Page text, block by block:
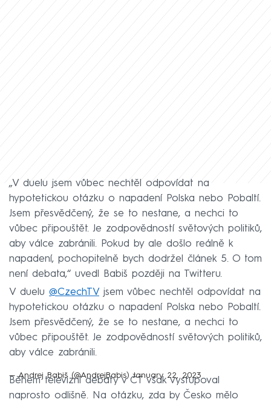
„V duelu jsem vůbec nechtěl odpovídat na
hypotetickou otázku o napadení Polska nebo Pobaltí.
Jsem přesvědčený, že se to nestane, a nechci to
vůbec připouštět. Je zodpovědností světových politiků,
aby válce zabránili. Pokud by ale došlo reálně k
napadení, pochopitelně bych dodržel článek 5. O tom
není debata,“ uvedl Babiš později na Twitteru.
V duelu @CzechTV jsem vůbec nechtěl odpovídat na
hypotetickou otázku o napadení Polska nebo Pobaltí.
Jsem přesvědčený, že se to nestane, a nechci to
vůbec připouštět. Je zodpovědností světových politiků,
aby válce zabránili.
— Andrej Babiš (@AndrejBabis)January 22, 2023
Během televizní debaty v ČT však vystupoval
naprosto odlišně. Na otázku, zda by Česko mělo